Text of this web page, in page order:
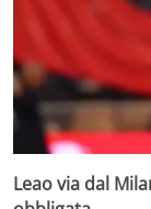
Leao via dal